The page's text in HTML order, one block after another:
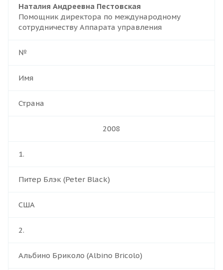
Наталия Андреевна Пестовская
Помощник директора по международному
сотрудничеству Аппарата управления
№
Имя
Страна
2008
1.
Питер Блэк (Peter Black)
США
2.
Альбино Бриколо (Albino Bricolo)